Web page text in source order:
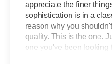
appreciate the finer
sophistication is in a
reason why you
quality. This is the one.
one you've been looking